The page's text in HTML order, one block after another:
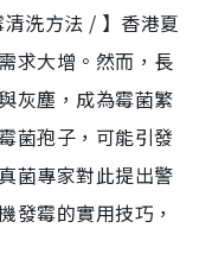
洗方法 / 】香港夏
求大增。然而，長
灰塵，成為霉菌繁
菌孢子，可能引發
菌專家對此提出警
發霉的實用技巧，